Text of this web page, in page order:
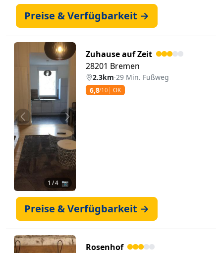
Preise & Verfügbarkeit →
Zurück Weiter
1 / 4 📷
Zuhause auf Zeit
28201 Bremen
2.3km·29 Min. Fußweg
6,8/10 OK
Preise & Verfügbarkeit →
Rosenhof